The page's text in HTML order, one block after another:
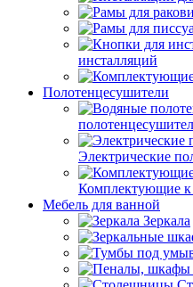
инсталляций
Полотенцесушители
Электрические
Комплектующие к
Мебель для ванной
Зеркала